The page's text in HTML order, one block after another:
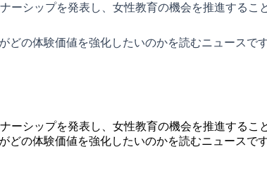
シップを発表し、女性教育の機会を推進するこ
どの体験価値を強化したいのかを読むニュース
ーシップを発表し、女性教育の機会を推進するこ
どの体験価値を強化したいのかを読むニュースで